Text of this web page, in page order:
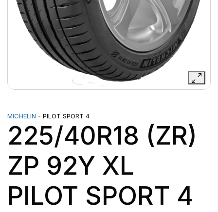
MICHELIN - PILOT SPORT 4
225/40R18 (ZR)
ZP 92Y XL
PILOT SPORT 4